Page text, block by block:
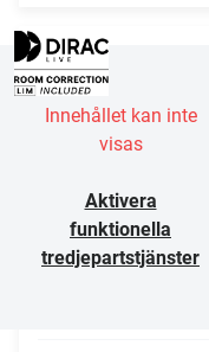
Innehållet kan inte
visas
Aktivera
funktionella
tredjepartstjänster